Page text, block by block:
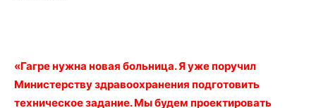
«Гагре нужна новая больница. Я уже поручил
Министерству здравоохранения подготовить
техническое задание. Мы будем проектировать